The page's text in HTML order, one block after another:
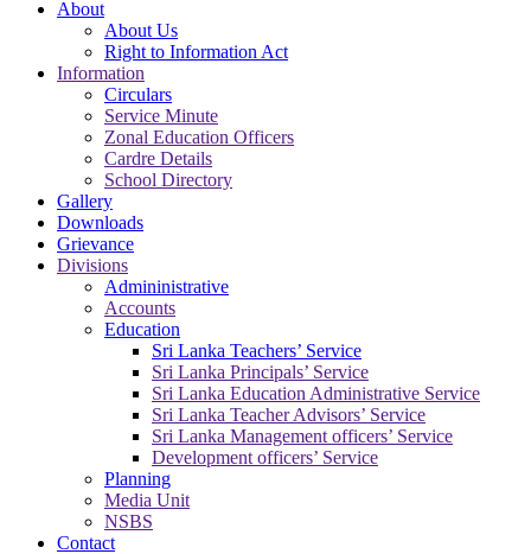
About
About Us
Right to Information Act
Information
Circulars
Service Minute
Zonal Education Officers
Cardre Details
School Directory
Gallery
Downloads
Grievance
Divisions
Admininistrative
Accounts
Education
Sri Lanka Teachers’ Service
Sri Lanka Principals’ Service
Sri Lanka Education Administrative Service
Sri Lanka Teacher Advisors’ Service
Sri Lanka Management officers’ Service
Development officers’ Service
Planning
Media Unit
NSBS
Contact